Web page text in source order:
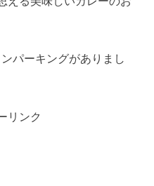
パーキングがありまし
リンク